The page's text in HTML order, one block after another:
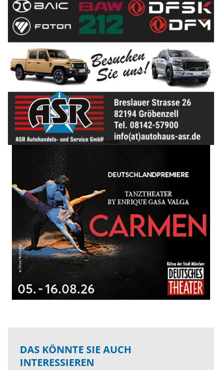
DAS KÖNNTE SIE AUCH
INTERESSIEREN